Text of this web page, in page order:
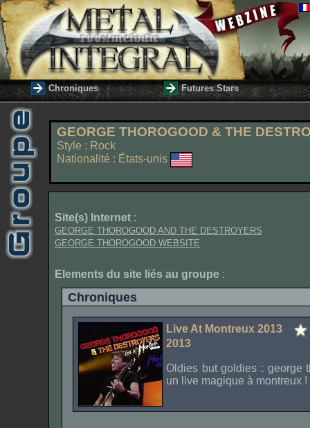
Chroniques Futures Stars
GEORGE THOROGOOD & THE
Style : Rock
Nationalité : États-unis
Site(s) Internet :
GEORGE THOROGOOD AND THE DESTROYERS
GEORGE THOROGOOD WEBSITE
Elements du site liés au groupe :
Chroniques
Live At Montreux 2013
2013
Oldies but goldies : george
un live magique à montreux !